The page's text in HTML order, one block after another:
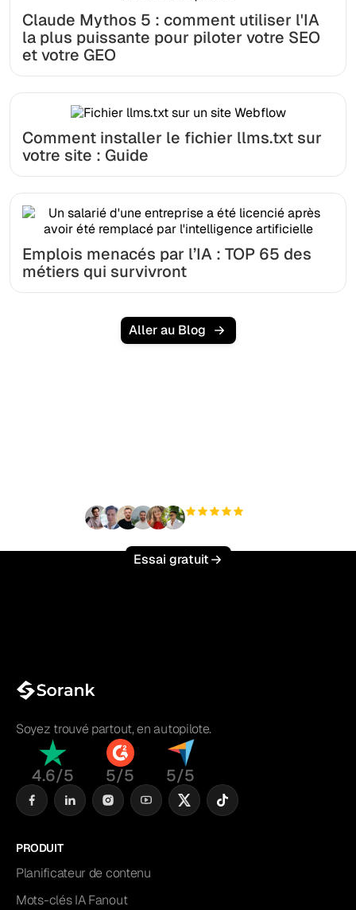
Claude Mythos 5 : comment utiliser l'IA
la plus puissante pour piloter votre SEO
et votre GEO
Comment installer le fichier llms.txt sur
votre site : Guide
Emplois menacés par l’IA : TOP 65 des
métiers qui survivront
Aller au Blog
Essai gratuit
Soyez trouvé partout, en autopilote.
4.6/5 5/5 5/5
PRODUIT
Planificateur de contenu
Mots-clés IA Fanout